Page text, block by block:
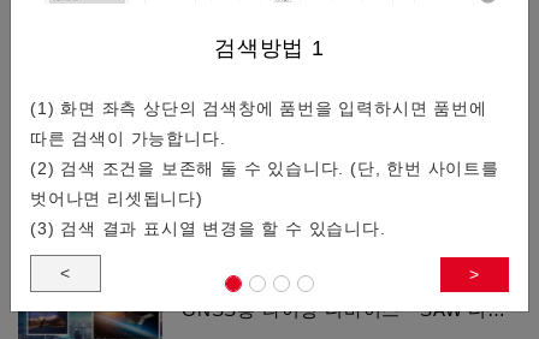
검색방법 1
(1) 화면 좌측 상단의 검색창에 품번을 입력하시면 품번에
따른 검색이 가능합니다.
(2) 검색 조건을 보존해 둘 수 있습니다. (단, 한번 사이트를
벗어나면 리셋됩니다)
(3) 검색 결과 표시열 변경을 할 수 있습니다.
< >
차량 통신용도 TCXO
교세라에서는 새롭게 차량 통신 용도 TCXO(온도 보상형 수정
발진기)를 개발했습니다.샘플을 제공하고 있으므로 부담없이
문의해 주세요.
GNSS용 타이밍 디바이스・SAW 디…